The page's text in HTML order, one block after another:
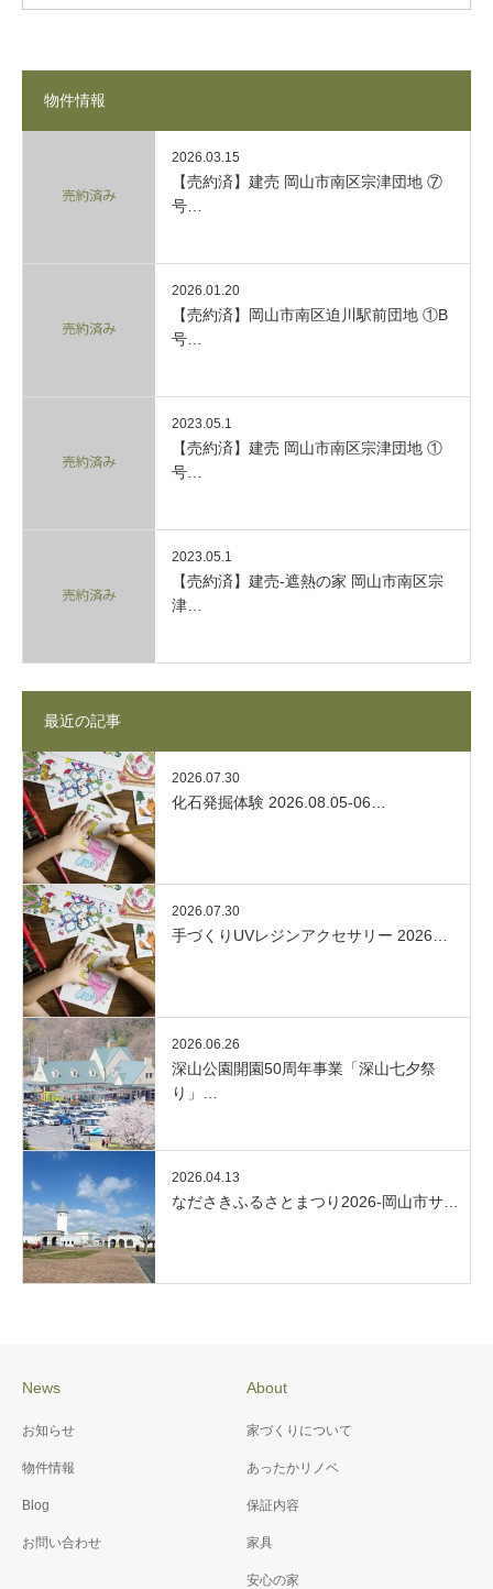
物件情報
2026.03.15
【売約済】建売 岡山市南区宗津団地 ⑦
号…
2026.01.20
【売約済】岡山市南区迫川駅前団地 ①B
号…
2023.05.1
【売約済】建売 岡山市南区宗津団地 ①
号…
2023.05.1
【売約済】建売-遮熱の家 岡山市南区宗
津…
最近の記事
2026.07.30
化石発掘体験 2026.08.05-06…
2026.07.30
手づくりUVレジンアクセサリー 2026…
2026.06.26
深山公園開園50周年事業「深山七夕祭
り」…
2026.04.13
なださきふるさとまつり2026-岡山市サ…
News
お知らせ
物件情報
Blog
お問い合わせ
About
家づくりについて
あったかリノベ
保証内容
家具
安心の家